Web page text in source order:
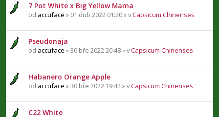
7 Pot White x Big Yellow Mama
od accuface » 01 dub 2022 01:20 » vCapsicum Chinenses
Pseudonaja
od accuface » 30 bře 2022 20:48 » vCapsicum Chinenses
Habanero Orange Apple
od accuface » 30 bře 2022 19:42 » vCapsicum Chinenses
C22 White